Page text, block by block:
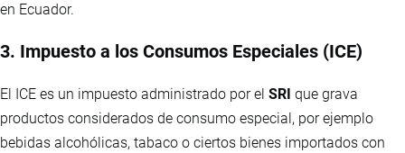
en Ecuador.
3. Impuesto a los Consumos Especiales (ICE)
El ICE es un impuesto administrado por el SRI que grava
productos considerados de consumo especial, por ejemplo
bebidas alcohólicas, tabaco o ciertos bienes importados con